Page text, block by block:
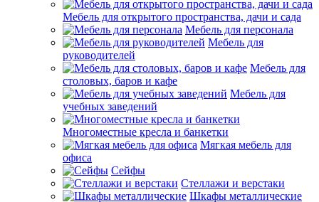
Мебель для открытого пространства, дачи и сада
Мебель для персонала
Мебель для
руководителей
Мебель для
столовых, баров и кафе
Мебель для
учебных заведений
Многоместные кресла и банкетки
Мягкая мебель для
офиса
Сейфы
Стеллажи и верстаки
Шкафы металлические